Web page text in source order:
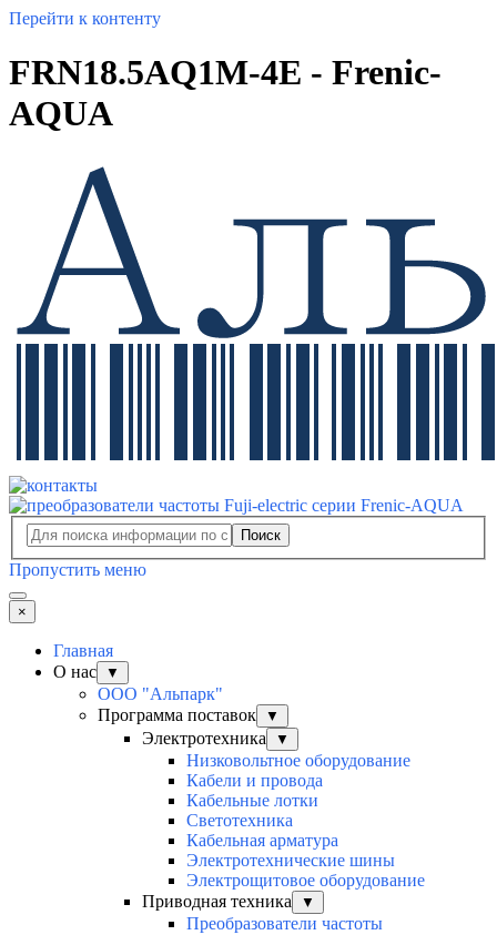
Перейти к контенту
FRN18.5AQ1M-4E - Frenic-
AQUA
Поиск
Пропустить меню
×
Главная
О нас
▼
ООО "Альпарк"
Программа поставок
▼
Электротехника ▼
Низковольтное оборудование
Кабели и провода
Кабельные лотки
Светотехника
Кабельная арматура
Электротехнические шины
Электрощитовое оборудование
Приводная техника
▼
Преобразователи частоты